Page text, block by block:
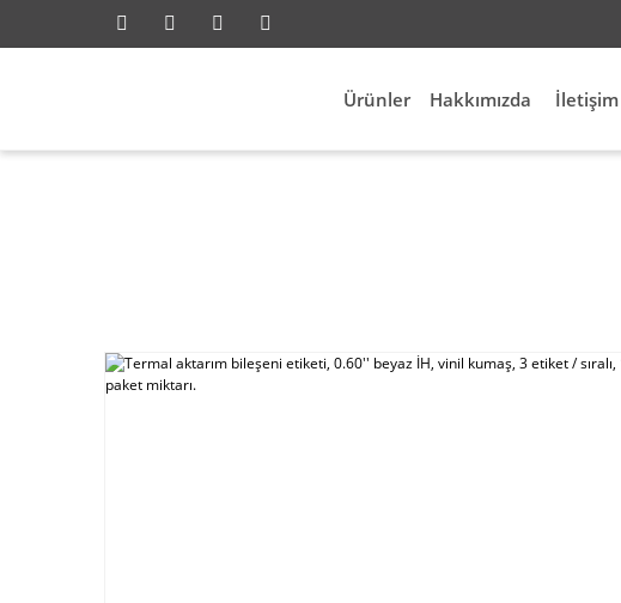
Ürünler Hakkımızda İletişim